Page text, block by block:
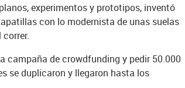
experimentos y prototipos, inventó
con lo modernista de unas suelas
campaña de crowdfunding y pedir 50.000
se duplicaron y llegaron hasta los